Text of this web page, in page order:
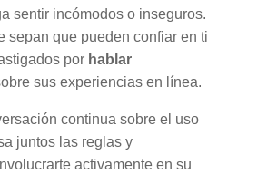
sentir incómodos o inseguros.
sepan que pueden confiar en ti
por hablar
sus experiencias en línea.
continua sobre el uso
juntos las reglas y
activamente en su